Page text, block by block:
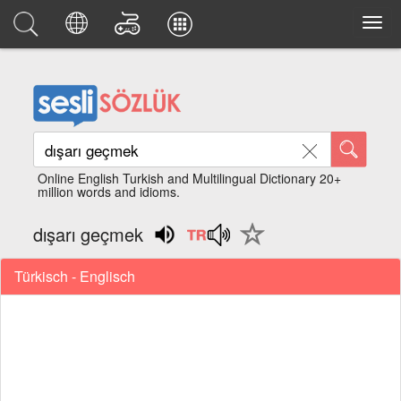
Online English Turkish and Multilingual Dictionary 20+
million words and idioms.
dışarı geçmek
Türkisch - Englisch